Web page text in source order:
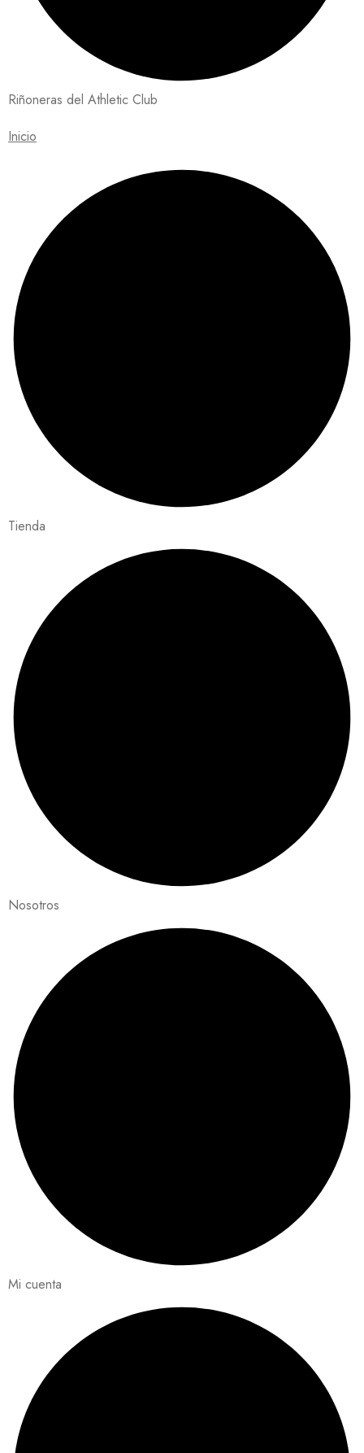
Riñoneras del Athletic Club
Inicio
Tienda
Nosotros
Mi cuenta